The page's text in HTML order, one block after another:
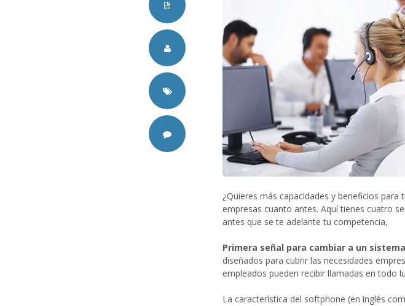
¿Quieres más capacidades y beneficios
empresas cuanto antes. Aquí tienes cuatro
antes que se te adelante tu competencia,
Primera señal para cambiar a un
diseñados para cubrir las necesidades
empleados pueden recibir llamadas en todo
La característica del softphone (en inglés